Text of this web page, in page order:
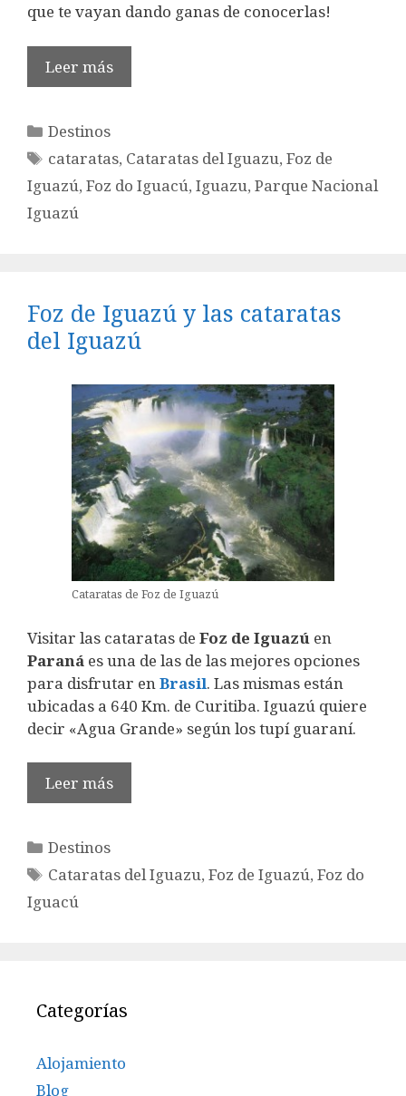
que te vayan dando ganas de conocerlas!
Leer más
Categorías
Destinos
Etiquetas
cataratas, Cataratas del Iguazu,Foz de
Iguazú, Foz do Iguacú, Iguazu, Parque Nacional
Iguazú
Foz de Iguazú y las cataratas
del Iguazú
Cataratas de Foz de Iguazú
Visitar las cataratas de Foz de Iguazú en
Paraná es una de las de las mejores opciones
para disfrutar en Brasil. Las mismas están
ubicadas a 640 Km. de Curitiba. Iguazú quiere
decir «Agua Grande» según los tupí guaraní.
Leer más
Categorías
Destinos
Etiquetas
Cataratas del Iguazu,Foz de Iguazú,Foz do
Iguacú
Categorías
Alojamiento
Blog